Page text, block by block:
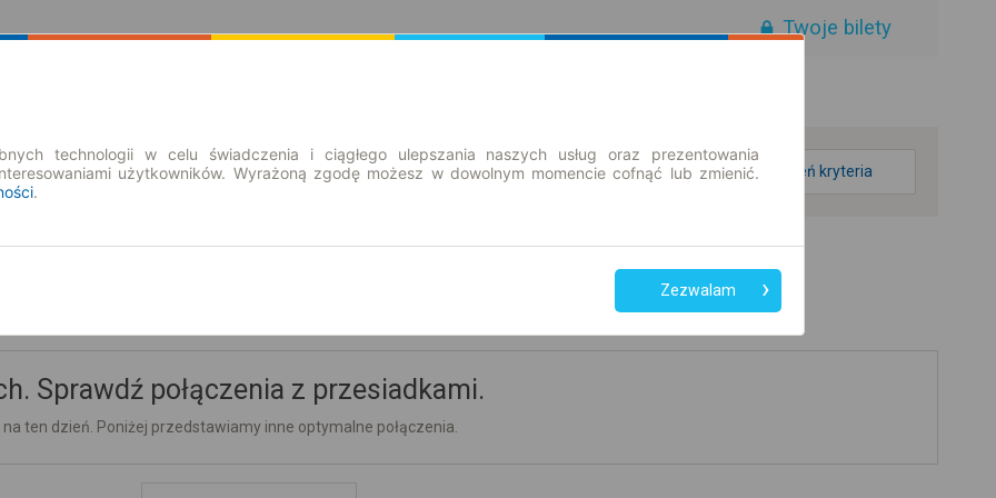
Twoje bilety
zmień kryteria
Sprawdź połączenia z przesiadkami.
ten dzień. Poniżej przedstawiamy inne optymalne połączenia.
technologii w celu świadczenia i ciągłego ulepszania naszych usług oraz prezentowania
użytkowników. Wyrażoną zgodę możesz w dowolnym momencie cofnąć lub zmienić.
.
Zezwalam